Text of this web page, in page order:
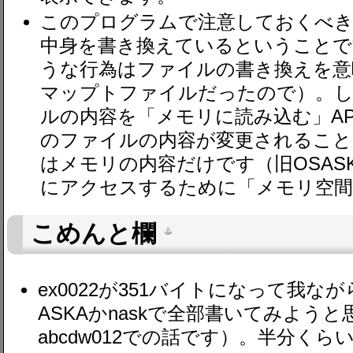
このプログラムで注意しておくべ
中身を書き換えているということ
うな行為はファイルの書き換えを
マップトファイルだったので）。
ルの内容を「メモリに読み込む」
のファイルの内容が変更されるこ
はメモリの内容だけです（旧
にアクセスするために「メモリ空
こめんと欄
ex0022が351バイトになって我な
ASKAかnaskで全部書いてみようと
abcdw012での話です）。半分くら